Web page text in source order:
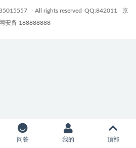
- All rights reserved QQ:842011
京
安备 188888888
问答 我的 顶部